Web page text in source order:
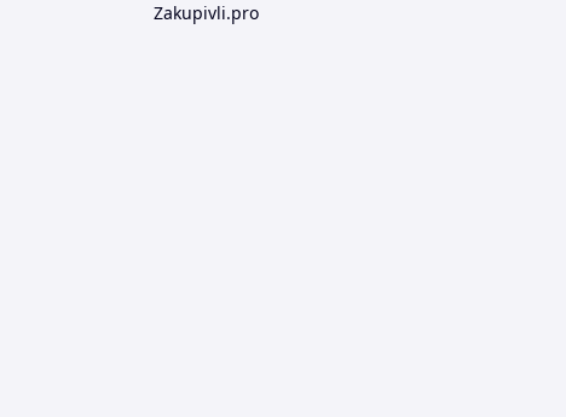
Zakupivli.pro